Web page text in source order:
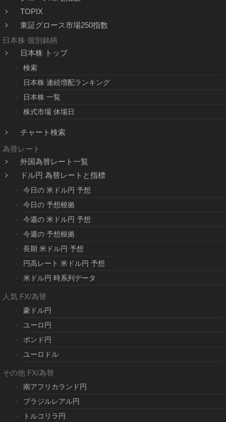
TOPIX
東証グロース市場250指数
日本株 個別銘柄
日本株 トップ
検索
日本株 連続増配ランキング
日本株 一覧
株式市場 休場日
チャート検索
為替レート
外国為替レート一覧
ドル円 為替レートと指標
今日の 米ドル円 予想
今日の 予想根拠
今週の 米ドル円 予想
今週の 予想根拠
長期 米ドル円 予想
円高レート 米ドル円 予想
米ドル円 時系列データ
人気 FX/為替
豪ドル円
ユーロ円
ポンド円
ユーロドル
その他 FX/為替
南アフリカランド円
ブラジルレアル円
トルコリラ円